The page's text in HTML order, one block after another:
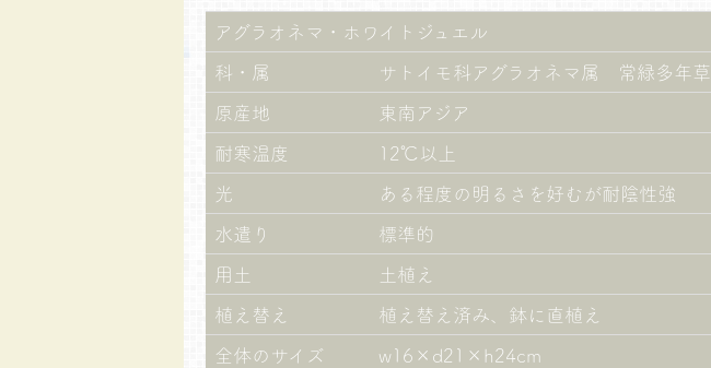
アグラオネマ・ホワイトジュエル
科・属
サトイモ科アグラオネマ属 常緑多年草
原産地
東南アジア
耐寒温度
12℃以上
光
ある程度の明るさを好むが耐陰性強
水遣り
標準的
用土
土植え
植え替え
植え替え済み、鉢に直植え
全体のサイズ
w16×d21×h24cm